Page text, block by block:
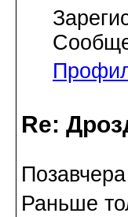
Re:
Раньше